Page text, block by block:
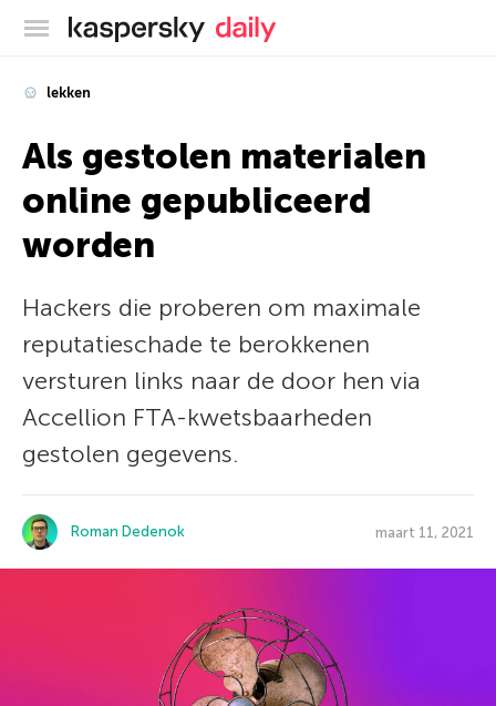
Kaspersky official blog
lekken
Als gestolen materialen
online gepubliceerd
worden
Hackers die proberen om maximale
reputatieschade te berokkenen
versturen links naar de door hen via
Accellion FTA-kwetsbaarheden
gestolen gegevens.
Roman Dedenok maart 11, 2021